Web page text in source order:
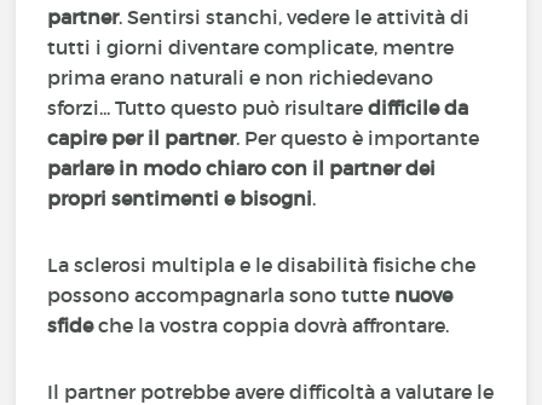
partner. Sentirsi stanchi, vedere le attività di
tutti i giorni diventare complicate, mentre
prima erano naturali e non richiedevano
sforzi... Tutto questo può risultaredifficile da
capire per il partner. Per questo è importante
parlare in modo chiaro con il partner dei
propri sentimenti e bisogni.
La sclerosi multipla e le disabilità fisiche che
possono accompagnarla sono tutte nuove
sfideche la vostra coppia dovrà affrontare.
Il partner potrebbe avere difficoltà a valutare le